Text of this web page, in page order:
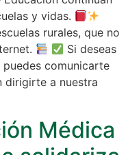
y vidas.
rurales, que no
Si deseas
comunicarte
dirigirte a nuestra
Médica